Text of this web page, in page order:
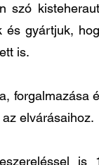
gyártjuk,
is.
forgalmazása
elvárásaihoz.